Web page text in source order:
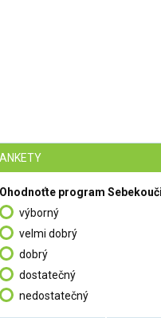
ANKETY
Ohodnoťte program
výborný
velmi dobrý
dobrý
dostatečný
nedostatečný